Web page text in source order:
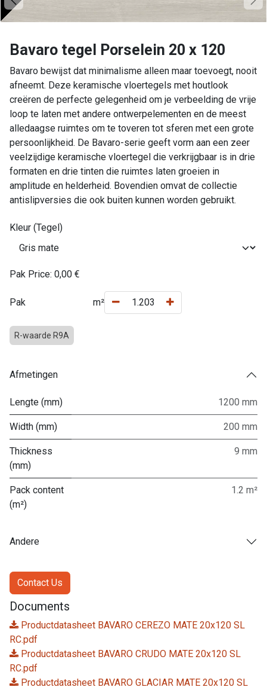
Bavaro tegel Porselein 20 x 120
Bavaro bewijst dat minimalisme alleen maar toevoegt, nooit
afneemt. Deze keramische vloertegels met houtlook
creëren de perfecte gelegenheid om je verbeelding de vrije
loop te laten met andere ontwerpelementen en de meest
alledaagse ruimtes om te toveren tot sferen met een grote
persoonlijkheid. De Bavaro-serie geeft vorm aan een zeer
veelzijdige keramische vloertegel die verkrijgbaar is in drie
formaten en drie tinten die ruimtes laten groeien in
amplitude en helderheid. Bovendien omvat de collectie
antislipversies die ook buiten kunnen worden gebruikt.
Kleur (Tegel)
Pak Price: 0,00 €
Pak m²
R-waarde R9A
Afmetingen
Lengte (mm) 1200 mm
Width (mm) 200 mm
Thickness
(mm)
9 mm
Pack content
(m²)
1.2 m²
Andere
Contact Us
Documents
Productdatasheet BAVARO CEREZO MATE 20x120 SL
RC.pdf
Productdatasheet BAVARO CRUDO MATE 20x120 SL
RC.pdf
Productdatasheet BAVARO GLACIAR MATE 20x120 SL